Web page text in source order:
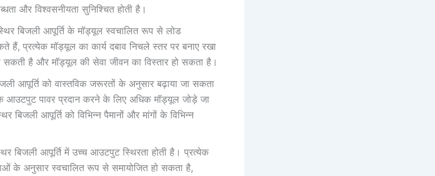
और विश्वसनीयता सुनिश्चित होती है।
बिजली आपूर्ति के मॉड्यूल स्वचालित रूप से लोड
प्रत्येक मॉड्यूल का कार्य दबाव निचले स्तर पर बनाए रखा
है और मॉड्यूल की सेवा जीवन का विस्तार हो सकता है।
आपूर्ति को वास्तविक जरूरतों के अनुसार बढ़ाया जा सकता
आउटपुट पावर प्रदान करने के लिए अधिक मॉड्यूल जोड़े जा
बिजली आपूर्ति को विभिन्न पैमानों और मांगों के विभिन्न
बिजली आपूर्ति में उच्च आउटपुट स्थिरता होती है। प्रत्येक
के अनुसार स्वचालित रूप से समायोजित हो सकता है,